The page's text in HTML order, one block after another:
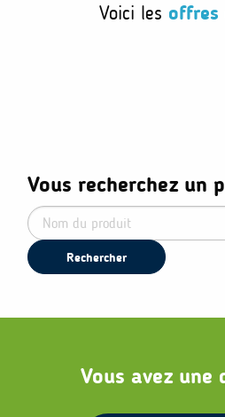
Voici les offres
Vous recherchez un
Rechercher
Vous avez une